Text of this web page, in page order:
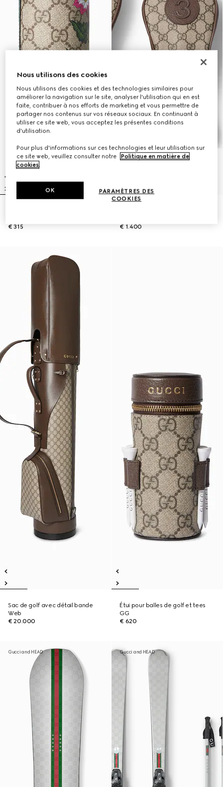
€ 315
€ 1.400
Sac de golf avec détail bande
Web
€ 20.000
Étui pour balles de golf et tees
GG
€ 620
Gucci and HEAD Gucci and HEAD
Nous utilisons des cookies
Nous utilisons des cookies et des technologies similaires pour
améliorer la navigation sur le site, analyser l'utilisation qui en est
faite, contribuer à nos efforts de marketing et vous permettre de
partager nos contenus sur vos réseaux sociaux. En continuant à
utiliser ce site web, vous acceptez les présentes conditions
d'utilisation.
Pour plus d'informations sur ces technologies et leur utilisation sur
ce site web, veuillez consulter notre
Politique en matière de
cookies.
PARAMÈTRES DES
COOKIES
OK